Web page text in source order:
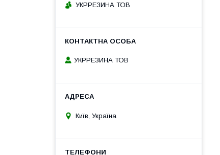
УКРРЕЗИНА ТОВ
УКРРЕЗИНА ТОВ
Київ, Україна